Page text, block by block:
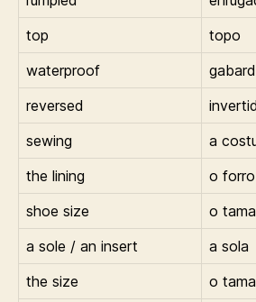
top
topo
waterproof
reversed
sewing
a
the lining
o forro
shoe size
o
a sole / an insert
a sola
the size
o